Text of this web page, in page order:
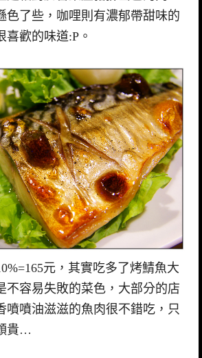
色了些，咖哩則有濃郁帶甜味的
喜歡的味道:P。
元，其實吃多了烤鯖魚大
不容易失敗的菜色，大部分的店
噴噴油滋滋的魚肉很不錯吃，只
貴…